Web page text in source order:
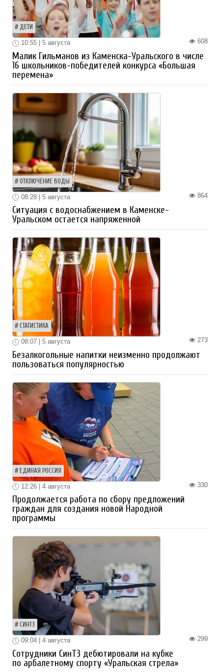
ДЕТИ
608
10:55 | 5 августа
Малик Гильманов из Каменска-Уральского в числе
16 школьников-победителей конкурса «Большая
перемена»
ОТКЛЮЧЕНИЕ ВОДЫ
864
08:28 | 5 августа
Ситуация с водоснабжением в Каменске-
Уральском остается напряженной
СТАТИСТИКА
273
08:07 | 5 августа
Безалкогольные напитки неизменно продолжают
пользоваться популярностью
ЕДИНАЯ РОССИЯ
330
12:26 | 4 августа
Продолжается работа по сбору предложений
граждан для создания новой Народной
программы
СИНТЗ
299
09:04 | 4 августа
Сотрудники СинТЗ дебютировали на кубке
по арбалетному спорту «Уральская стрела»